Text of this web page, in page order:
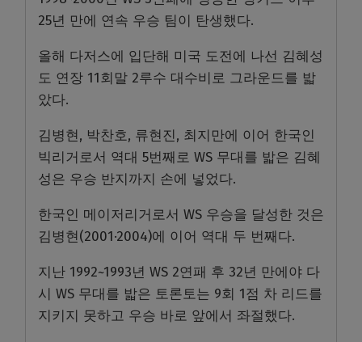
25년 만에 연속 우승 팀이 탄생했다.
올해 다저스에 입단해 미국 도전에 나선 김혜성
도 연장 11회말 2루수 대수비로 그라운드를 밟
았다.
김병현, 박찬호, 류현진, 최지만에 이어 한국인
빅리거로서 역대 5번째로 WS 무대를 밟은 김혜
성은 우승 반지까지 손에 넣었다.
한국인 메이저리거로서 WS 우승을 달성한 것은
김병현(2001·2004)에 이어 역대 두 번째다.
지난 1992~1993년 WS 2연패 후 32년 만에야 다
시 WS 무대를 밟은 토론토는 9회 1점 차 리드를
지키지 못하고 우승 바로 앞에서 좌절했다.